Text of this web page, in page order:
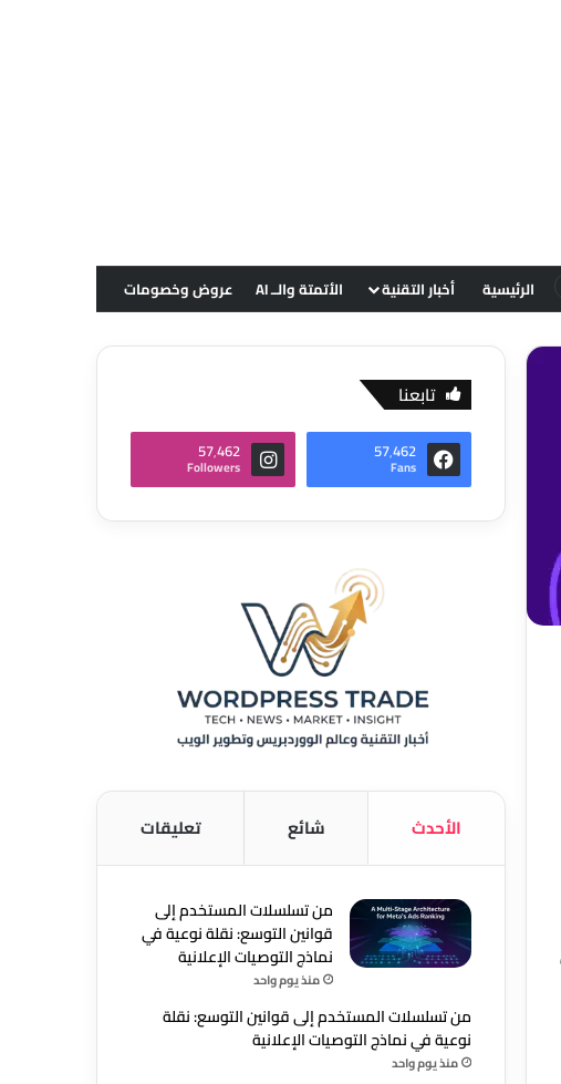
الرئيسية أخبار التقنية الأتمتة والــ AI عروض وخصومات
تابعنا
57٬462
Fans
57٬462
Followers
الأحدث شائع تعليقات
من تسلسلات المستخدم إلى
قوانين التوسع: نقلة نوعية في
نماذج التوصيات الإعلانية
منذ يوم واحد
من تسلسلات المستخدم إلى قوانين التوسع: نقلة
نوعية في نماذج التوصيات الإعلانية
منذ يوم واحد